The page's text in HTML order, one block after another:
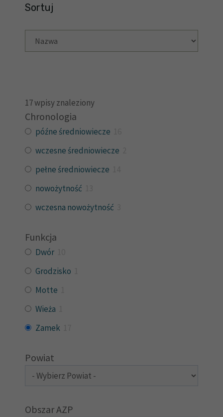
Sortuj
17wpisy znaleziony
Chronologia
późne średniowiecze
wczesne średniowiecze
pełne średniowiecze
nowożytność
wczesna nowożytność
Funkcja
Dwór
Grodzisko
Motte
Wieża
Zamek
Powiat
Obszar AZP